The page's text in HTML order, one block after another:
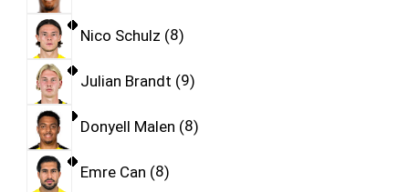
Nico Schulz 8
Julian Brandt 9
Donyell Malen 8
Emre Can 8